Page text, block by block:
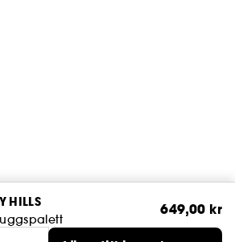
HILLS
649,00 kr